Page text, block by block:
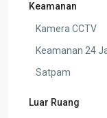
Keamanan
Kamera CCTV
Keamanan 24
Satpam
Luar Ruang